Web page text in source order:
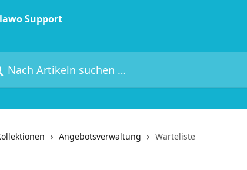
Artikeln suchen …
Angebotsverwaltung Warteliste